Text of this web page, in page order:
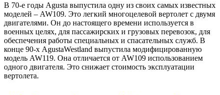
В 70-е годы Agusta выпустила одну из своих самых известных
моделей – AW109. Это легкий многоцелевой вертолет с двумя
двигателями. Он до настоящего времени используется в
военных целях, для пассажирских и грузовых перевозок, для
обеспечения работы специальных и спасательных служб. В
конце 90-х AgustaWestland выпустила модифицированную
модель AW119. Она отличается от AW109 использованием
одного двигателя. Это снижает стоимость эксплуатации
вертолета.